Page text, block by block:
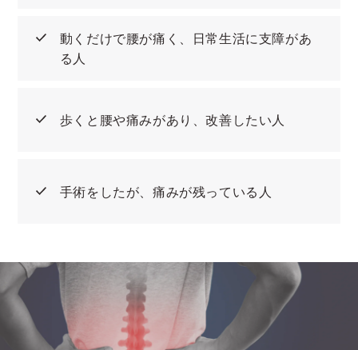
動くだけで腰が痛く、日常生活に支障があ
る人
歩くと腰や痛みがあり、改善したい人
手術をしたが、痛みが残っている人